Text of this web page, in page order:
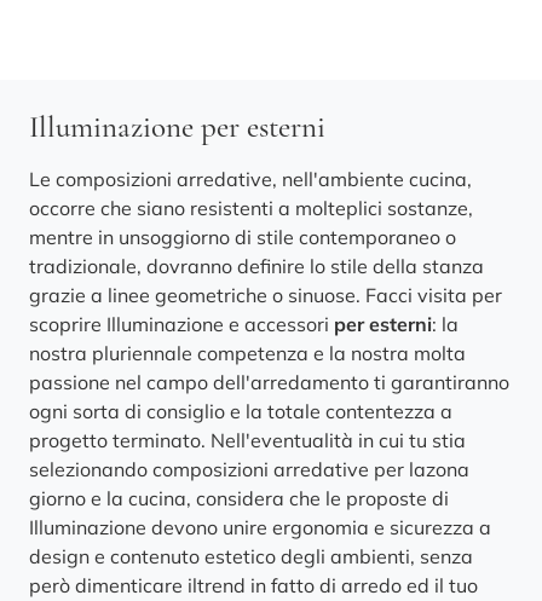
Illuminazione per esterni
Le composizioni arredative, nell'ambiente cucina,
occorre che siano resistenti a molteplici sostanze,
mentre in unsoggiorno di stile contemporaneo o
tradizionale, dovranno definire lo stile della stanza
grazie a linee geometriche o sinuose. Facci visita per
scoprire Illuminazione e accessori per esterni: la
nostra pluriennale competenza e la nostra molta
passione nel campo dell'arredamento ti garantiranno
ogni sorta di consiglio e la totale contentezza a
progetto terminato. Nell'eventualità in cui tu stia
selezionando composizioni arredative per lazona
giorno e la cucina, considera che le proposte di
Illuminazione devono unire ergonomia e sicurezza a
design e contenuto estetico degli ambienti, senza
però dimenticare iltrend in fatto di arredo ed il tuo